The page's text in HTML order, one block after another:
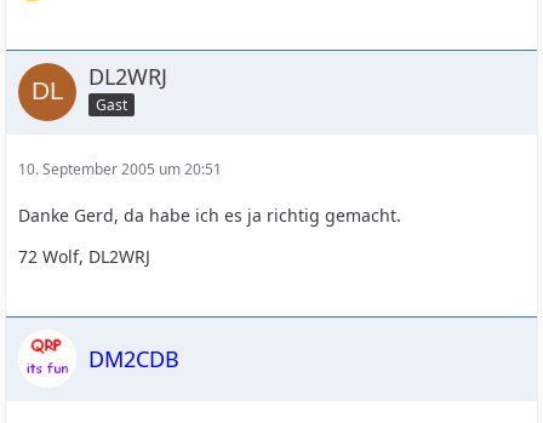
DL2WRJ
Gast
10. September 2005 um 20:51
Danke Gerd, da habe ich es ja richtig gemacht.
72 Wolf, DL2WRJ
DM2CDB